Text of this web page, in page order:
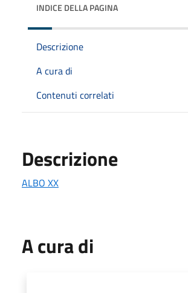
INDICE DELLA PAGINA
Descrizione
A cura di
Contenuti correlati
Descrizione
ALBO XX
A cura di